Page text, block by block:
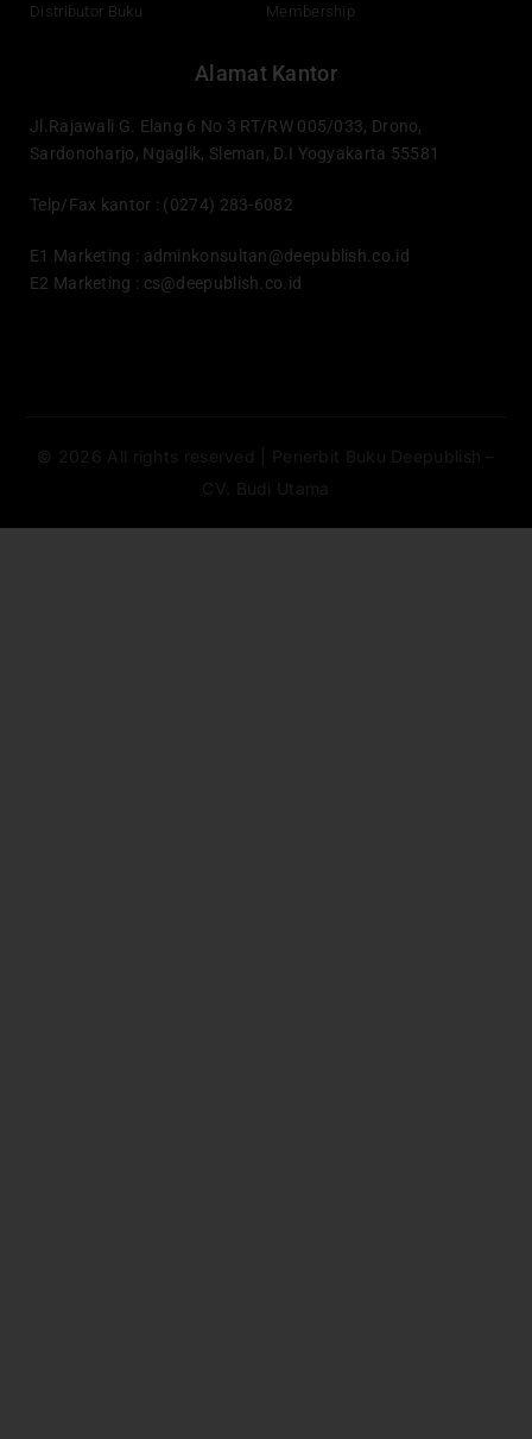
Distributor Buku Membership
Alamat Kantor
Jl.Rajawali G. Elang 6 No 3 RT/RW 005/033, Drono,
Sardonoharjo, Ngaglik, Sleman, D.I Yogyakarta 55581
Telp/Fax kantor : (0274) 283-6082
E1 Marketing : adminkonsultan@deepublish.co.id
E2 Marketing : cs@deepublish.co.id
© 2026 All rights reserved | Penerbit Buku Deepublish –
CV. Budi Utama